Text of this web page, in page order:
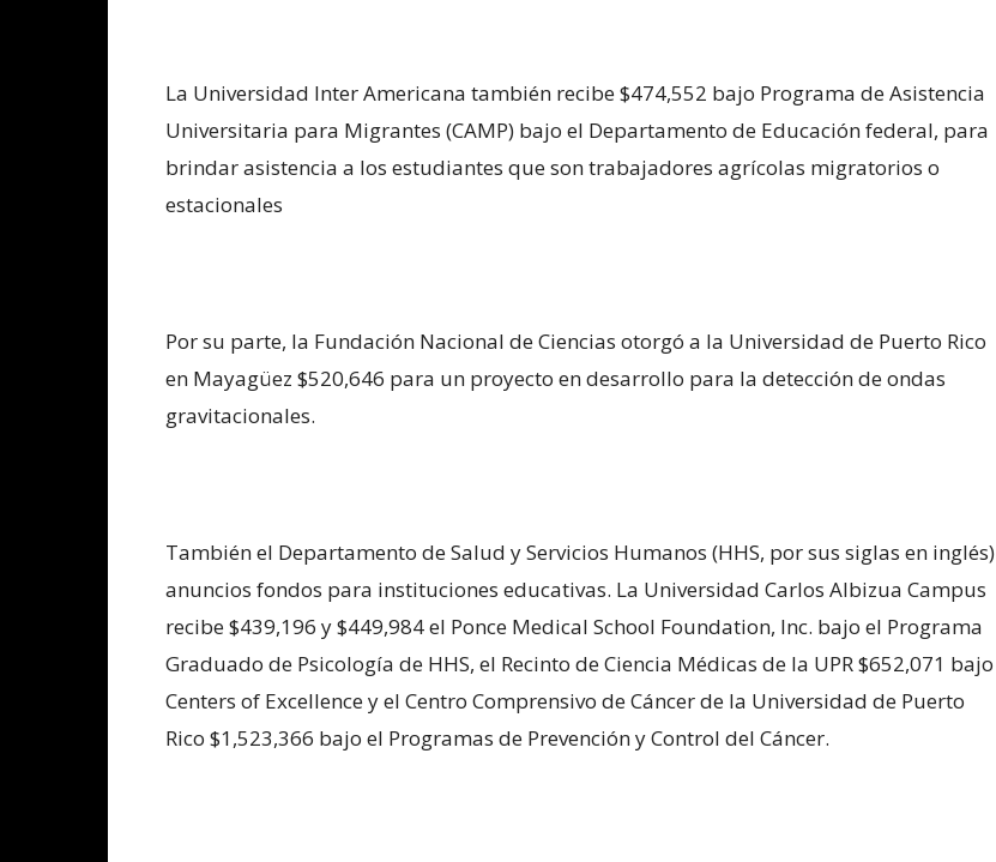
La Universidad Inter Americana también recibe $474,552 bajo Programa de Asistencia
Universitaria para Migrantes (CAMP) bajo el Departamento de Educación federal, para
brindar asistencia a los estudiantes que son trabajadores agrícolas migratorios o
estacionales
Por su parte, la Fundación Nacional de Ciencias otorgó a la Universidad de Puerto Rico
en Mayagüez $520,646 para un proyecto en desarrollo para la detección de ondas
gravitacionales.
También el Departamento de Salud y Servicios Humanos (HHS, por sus siglas en inglés)
anuncios fondos para instituciones educativas. La Universidad Carlos Albizua Campus
recibe $439,196 y $449,984 el Ponce Medical School Foundation, Inc. bajo el Programa
Graduado de Psicología de HHS, el Recinto de Ciencia Médicas de la UPR $652,071 bajo
Centers of Excellence y el Centro Comprensivo de Cáncer de la Universidad de Puerto
Rico $1,523,366 bajo el Programas de Prevención y Control del Cáncer.